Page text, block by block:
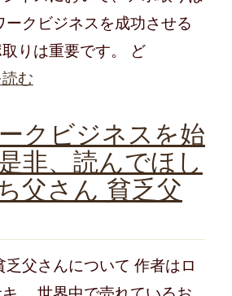
ークビジネスを成功させる
りは重要です。 ど
む
クビジネスを始
非、読んでほし
父さん 貧乏父
乏父さんについて 作者はロ